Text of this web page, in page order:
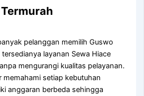
pelanggan memilih Guswo
layanan Sewa Hiace
mengurangi kualitas pelayanan.
memahami setiap kebutuhan
anggaran berbeda sehingga